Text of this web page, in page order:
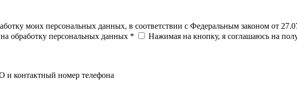
моих персональных данных, в соответствии с Федеральным законом от
обработку персональных данных *
Нажимая на кнопку, я соглашаюсь на
и контактный номер телефона